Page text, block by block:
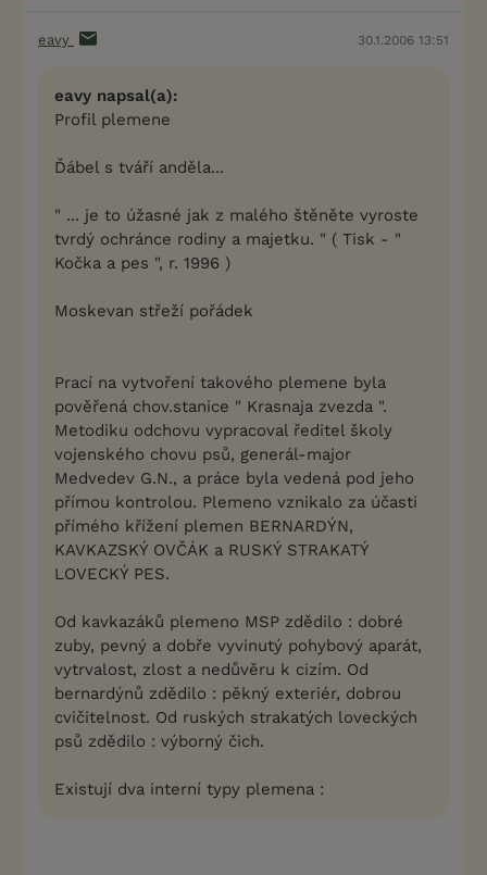
eavy 30.1.2006 13:51
eavy napsal(a):
Profil plemene
Ďábel s tváří anděla...
" ... je to úžasné jak z malého štěněte vyroste
tvrdý ochránce rodiny a majetku. " ( Tisk - "
Kočka a pes ", r. 1996 )
Moskevan střeží pořádek
Prací na vytvoření takového plemene byla
pověřená chov.stanice " Krasnaja zvezda ".
Metodiku odchovu vypracoval ředitel školy
vojenského chovu psů, generál-major
Medvedev G.N., a práce byla vedená pod jeho
přímou kontrolou. Plemeno vznikalo za účasti
přímého křížení plemen BERNARDÝN,
KAVKAZSKÝ OVČÁK a RUSKÝ STRAKATÝ
LOVECKÝ PES.
Od kavkazáků plemeno MSP zdědilo : dobré
zuby, pevný a dobře vyvinutý pohybový aparát,
vytrvalost, zlost a nedůvěru k cizím. Od
bernardýnů zdědilo : pěkný exteriér, dobrou
cvičitelnost. Od ruských strakatých loveckých
psů zdědilo : výborný čich.
Existují dva interní typy plemena :